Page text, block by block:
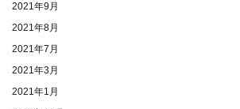
2021年9月
2021年8月
2021年7月
2021年3月
2021年1月